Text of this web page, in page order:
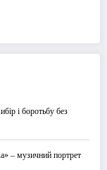
і боротьбу без
– музичний портрет